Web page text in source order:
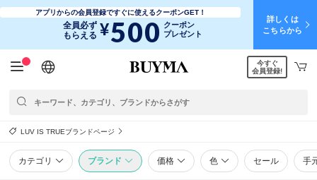
アプリからの会員登録ですぐに使えるクーポンGET！
全員必ず
もらえる ¥500 クーポン
プレゼント
詳しくは
こちらから
日本語
English
简体中文
繁體中文
今すぐ
会員登録!
LUV IS TRUEブランドページ
カテゴリ ブランド 価格 色 セール 手